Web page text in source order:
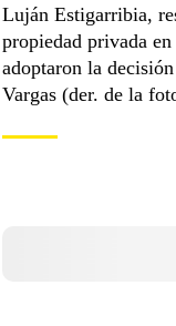
Luján Estigarribia,
propiedad privada
adoptaron la
Vargas (der. de la